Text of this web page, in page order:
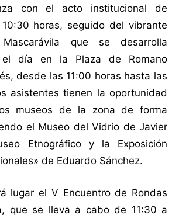
con el acto institucional de
horas, seguido del vibrante
que se desarrolla
día en la Plaza de Romano
desde las 11:00 horas hasta las
asistentes tienen la oportunidad
museos de la zona de forma
el Museo del Vidrio de Javier
Etnográfico y la Exposición
de Eduardo Sánchez.
lugar el V Encuentro de Rondas
que se lleva a cabo de 11:30 a